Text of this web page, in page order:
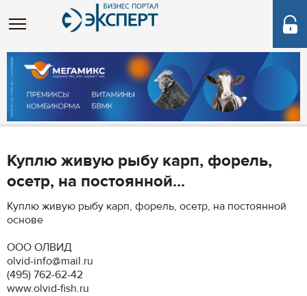
Куплю живую рыбу карп, форель,
осетр, на постоянной...
Куплю живую рыбу карп, форель, осетр, на постоянной
основе
ООО ОЛВИД
olvid-info@mail.ru
(495) 762-62-42
www.olvid-fish.ru